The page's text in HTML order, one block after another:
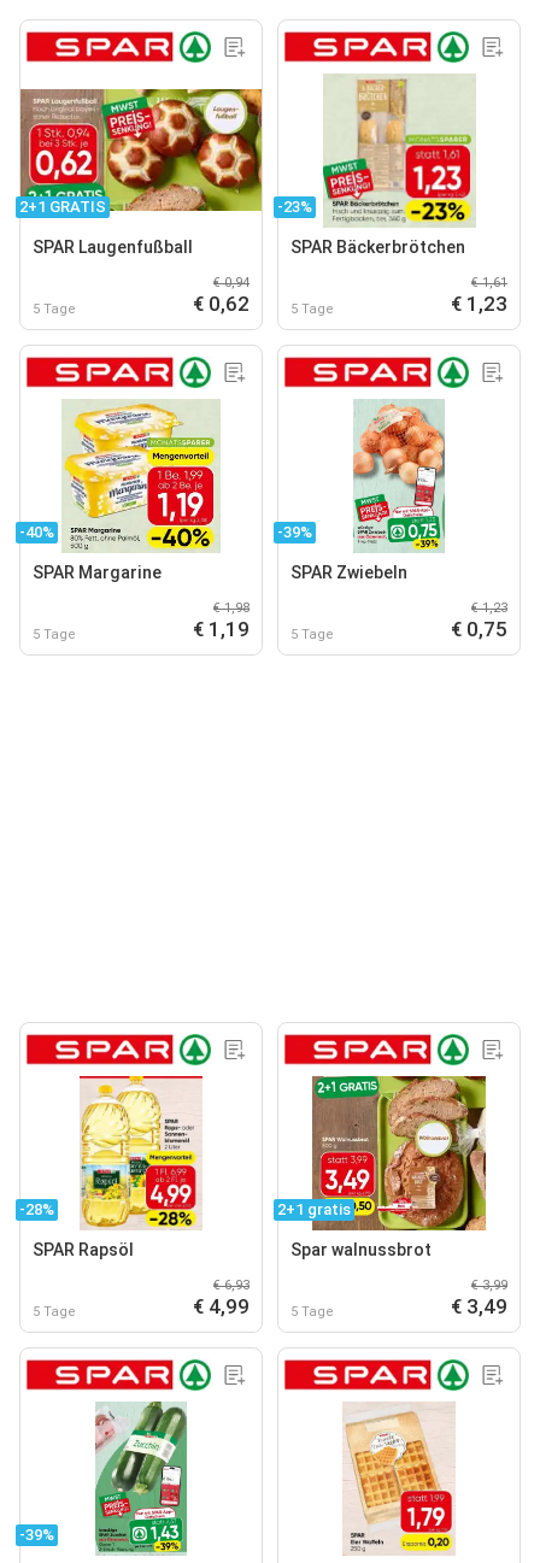
2+1 GRATIS
SPAR Laugenfußball
5 Tage
€ 0,94
€ 0,62
-23%
SPAR Bäckerbrötchen
5 Tage
€ 1,61
€ 1,23
-40%
SPAR Margarine
5 Tage
€ 1,98
€ 1,19
-39%
SPAR Zwiebeln
5 Tage
€ 1,23
€ 0,75
-28%
SPAR Rapsöl
5 Tage
€ 6,93
€ 4,99
2+1 gratis
Spar walnussbrot
5 Tage
€ 3,99
€ 3,49
-39%